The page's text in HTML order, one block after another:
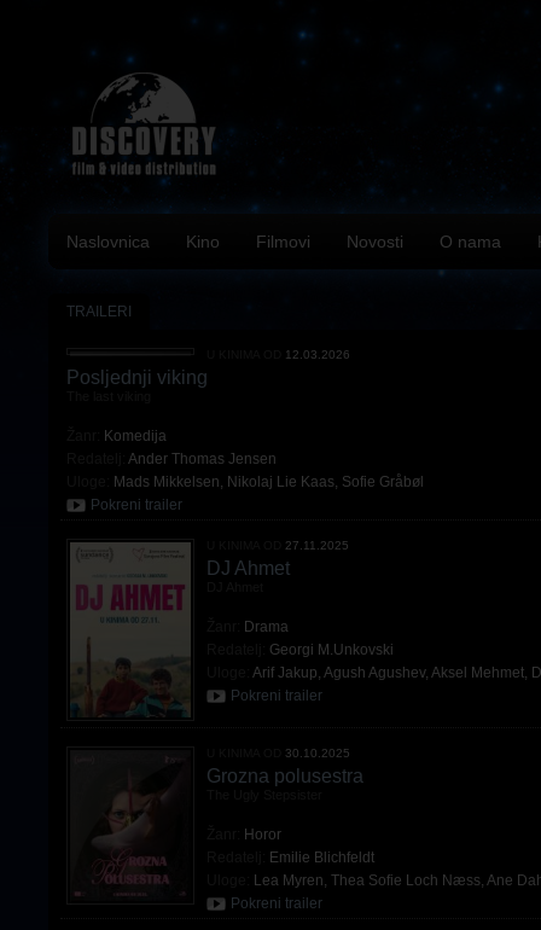
Naslovnica Kino Filmovi Novosti O nama
TRAILERI
12.03.2026
Posljednji viking
Komedija
Ander Thomas Jensen
Mads Mikkelsen, Nikolaj Lie Kaas, Sofie Gråbøl
Pokreni trailer
27.11.2025
DJ Ahmet
Drama
Georgi M.Unkovski
Arif Jakup, Agush Agushev, Aksel Mehmet,
Pokreni trailer
30.10.2025
Grozna polusestra
Horor
Emilie Blichfeldt
Lea Myren, Thea Sofie Loch Næss, Ane
Pokreni trailer